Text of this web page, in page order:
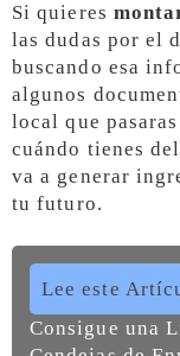
Si quieres
las dudas por el
buscando esa
algunos
local que
cuándo tienes
va a generar
tu futuro.
Lee este
Consigue una